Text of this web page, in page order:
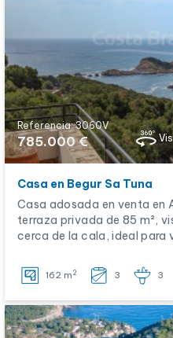
Referencia: 3060V
785.000 €
Casa en Begur Sa Tuna
Casa adosada en venta en
terraza privada de 85 m²,
cerca de la cala, ideal para
162 m 2 3 3